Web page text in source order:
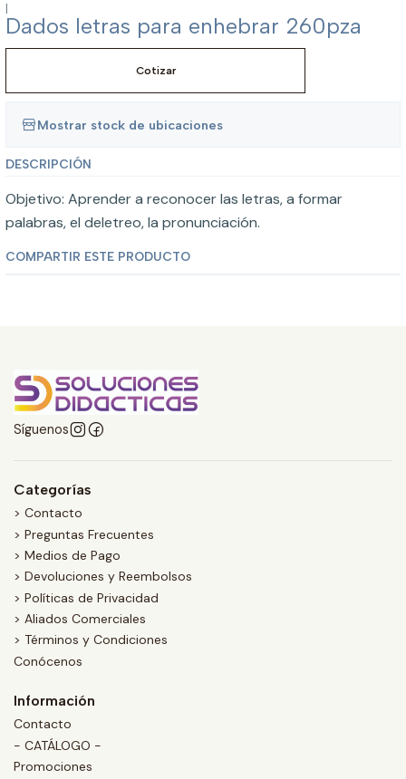
|
Dados letras para enhebrar 260pza
Cotizar
Mostrar stock de ubicaciones
DESCRIPCIÓN
Objetivo: Aprender a reconocer las letras, a formar
palabras, el deletreo, la pronunciación.
COMPARTIR ESTE PRODUCTO
Síguenos
Categorías
> Contacto
> Preguntas Frecuentes
> Medios de Pago
> Devoluciones y Reembolsos
> Políticas de Privacidad
> Aliados Comerciales
> Términos y Condiciones
Conócenos
Información
Contacto
- CATÁLOGO -
Promociones